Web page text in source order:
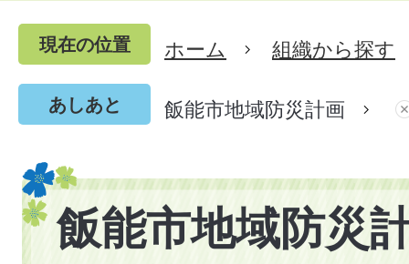
現在の位置 ホーム 組織から探す
あしあと 飯能市地域防災計画
飯能市地域防災